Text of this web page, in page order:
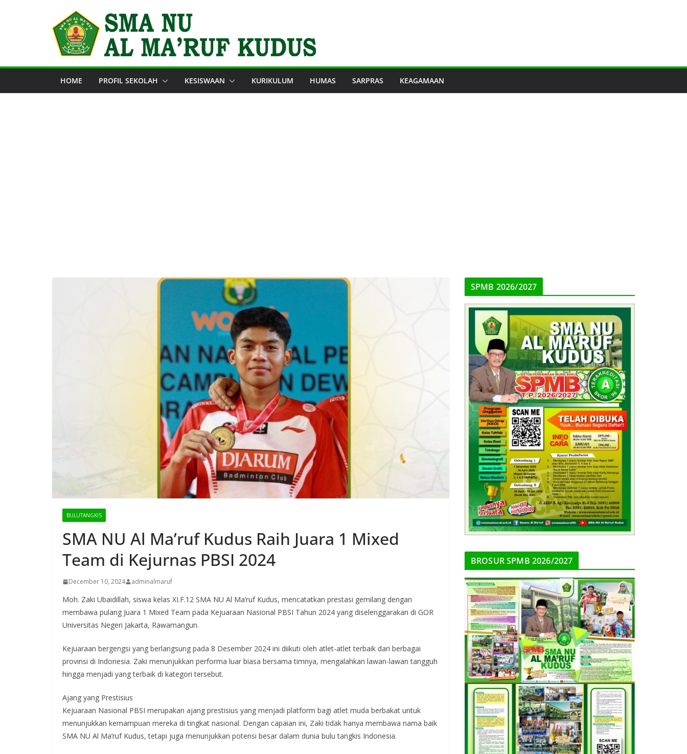
HOME PROFIL SEKOLAH KESISWAAN KURIKULUM HUMAS SARPRAS KEAGAMAAN
BULUTANGKIS
SMA NU Al Ma’ruf Kudus Raih Juara 1 Mixed
Team di Kejurnas PBSI 2024
December 10, 2024 adminalmaruf
Moh. Zaki Ubaidillah, siswa kelas XI.F.12 SMA NU Al Ma’ruf Kudus, mencatatkan prestasi gemilang dengan
membawa pulang Juara 1 Mixed Team pada Kejuaraan Nasional PBSI Tahun 2024 yang diselenggarakan di GOR
Universitas Negeri Jakarta, Rawamangun.
Kejuaraan bergengsi yang berlangsung pada 8 Desember 2024 ini diikuti oleh atlet-atlet terbaik dari berbagai
provinsi di Indonesia. Zaki menunjukkan performa luar biasa bersama timnya, mengalahkan lawan-lawan tangguh
hingga menjadi yang terbaik di kategori tersebut.
Ajang yang Prestisius
Kejuaraan Nasional PBSI merupakan ajang prestisius yang menjadi platform bagi atlet muda berbakat untuk
menunjukkan kemampuan mereka di tingkat nasional. Dengan capaian ini, Zaki tidak hanya membawa nama baik
SMA NU Al Ma’ruf Kudus, tetapi juga menunjukkan potensi besar dalam dunia bulu tangkis Indonesia.
SPMB 2026/2027
BROSUR SPMB 2026/2027